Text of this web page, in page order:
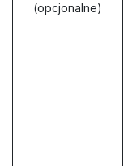
(opcjonalne)